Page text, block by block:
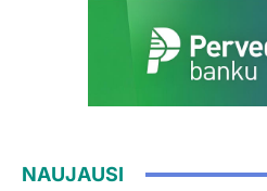
NAUJAUSI